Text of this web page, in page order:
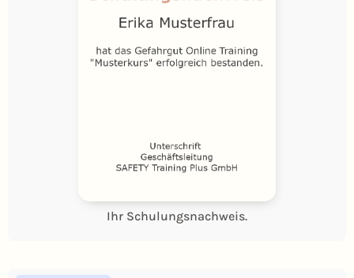
Ihr Schulungsnachweis.